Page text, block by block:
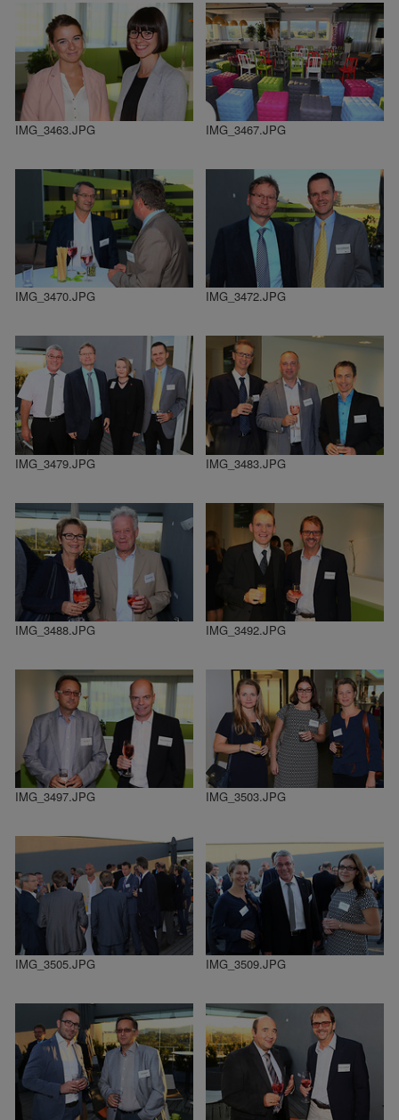
IMG_3463.JPG IMG_3467.JPG
IMG_3470.JPG IMG_3472.JPG
IMG_3479.JPG IMG_3483.JPG
IMG_3488.JPG IMG_3492.JPG
IMG_3497.JPG IMG_3503.JPG
IMG_3505.JPG IMG_3509.JPG